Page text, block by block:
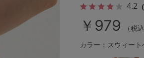
4.2
￥979
（税込
カラー：スウィー